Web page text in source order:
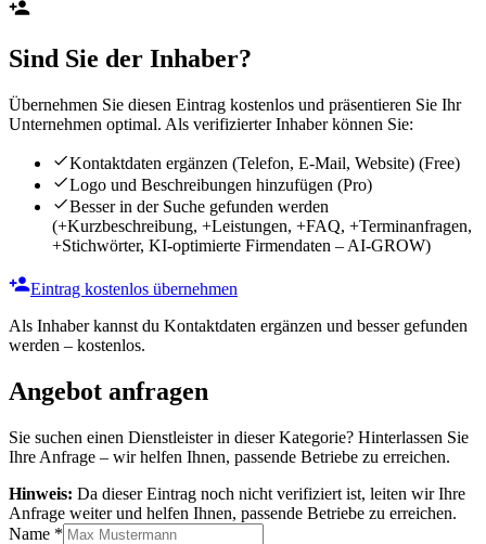
Sind Sie der Inhaber?
Übernehmen Sie diesen Eintrag kostenlos und präsentieren Sie Ihr
Unternehmen optimal. Als verifizierter Inhaber können Sie:
Kontaktdaten ergänzen (Telefon, E-Mail, Website) (Free)
Logo und Beschreibungen hinzufügen (Pro)
Besser in der Suche gefunden werden
(+Kurzbeschreibung, +Leistungen, +FAQ, +Terminanfragen,
+Stichwörter, KI-optimierte Firmendaten – AI-GROW)
Eintrag kostenlos übernehmen
Als Inhaber kannst du Kontaktdaten ergänzen und besser gefunden
werden – kostenlos.
Angebot anfragen
Sie suchen einen Dienstleister in dieser Kategorie? Hinterlassen Sie
Ihre Anfrage – wir helfen Ihnen, passende Betriebe zu erreichen.
Hinweis: Da dieser Eintrag noch nicht verifiziert ist, leiten wir Ihre
Anfrage weiter und helfen Ihnen, passende Betriebe zu erreichen.
Name *